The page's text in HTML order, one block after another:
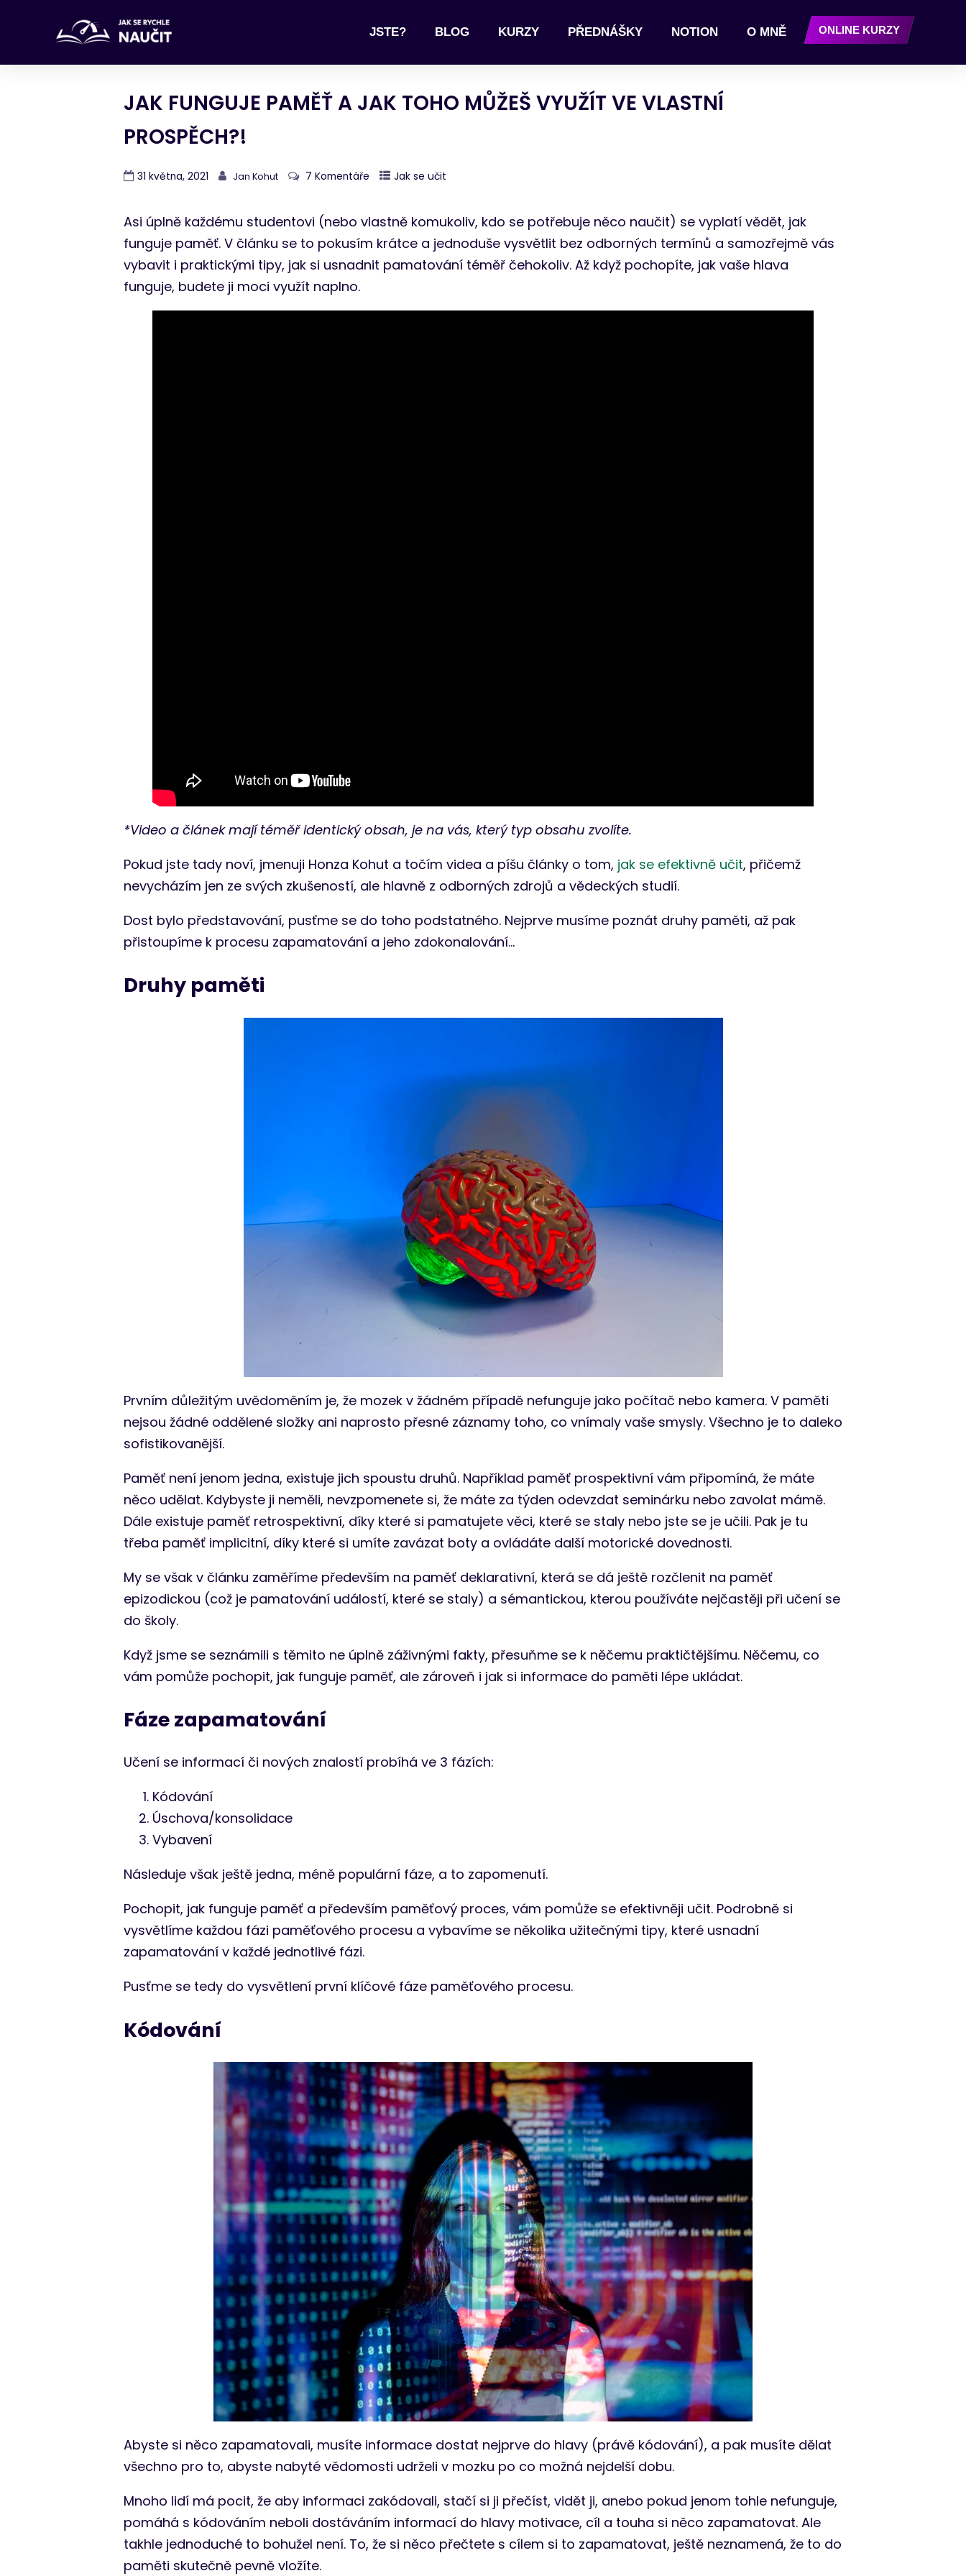
JSTE? BLOG KURZY PŘEDNÁŠKY NOTION O MNĚ ONLINE KURZY
JAK FUNGUJE PAMĚŤ A JAK TOHO MŮŽEŠ VYUŽÍT VE VLASTNÍ
PROSPĚCH?!
31 května, 2021 Jan Kohut 7 Komentáře Jak se učit
Asi úplně každému studentovi (nebo vlastně komukoliv, kdo se potřebuje něco naučit) se vyplatí vědět, jak
funguje paměť. V článku se to pokusím krátce a jednoduše vysvětlit bez odborných termínů a samozřejmě vás
vybavit i praktickými tipy, jak si usnadnit pamatování téměř čehokoliv. Až když pochopíte, jak vaše hlava
funguje, budete ji moci využít naplno.
*Video a článek mají téměř identický obsah, je na vás, který typ obsahu zvolíte.
Pokud jste tady noví, jmenuji Honza Kohut a točím videa a píšu články o tom, jak se efektivně učit, přičemž
nevycházím jen ze svých zkušeností, ale hlavně z odborných zdrojů a vědeckých studií.
Dost bylo představování, pusťme se do toho podstatného. Nejprve musíme poznát druhy paměti, až pak
přistoupíme k procesu zapamatování a jeho zdokonalování…
Druhy paměti
Prvním důležitým uvědoměním je, že mozek v žádném případě nefunguje jako počítač nebo kamera. V paměti
nejsou žádné oddělené složky ani naprosto přesné záznamy toho, co vnímaly vaše smysly. Všechno je to daleko
sofistikovanější.
Paměť není jenom jedna, existuje jich spoustu druhů. Například paměť prospektivní vám připomíná, že máte
něco udělat. Kdybyste ji neměli, nevzpomenete si, že máte za týden odevzdat seminárku nebo zavolat mámě.
Dále existuje paměť retrospektivní, díky které si pamatujete věci, které se staly nebo jste se je učili. Pak je tu
třeba paměť implicitní, díky které si umíte zavázat boty a ovládáte další motorické dovednosti.
My se však v článku zaměříme především na paměť deklarativní, která se dá ještě rozčlenit na paměť
epizodickou (což je pamatování událostí, které se staly) a sémantickou, kterou používáte nejčastěji při učení se
do školy.
Když jsme se seznámili s těmito ne úplně záživnými fakty, přesuňme se k něčemu praktičtějšímu. Něčemu, co
vám pomůže pochopit, jak funguje paměť, ale zároveň i jak si informace do paměti lépe ukládat.
Fáze zapamatování
Učení se informací či nových znalostí probíhá ve 3 fázích:
Kódování
Úschova/konsolidace
Vybavení
Následuje však ještě jedna, méně populární fáze, a to zapomenutí.
Pochopit, jak funguje paměť a především paměťový proces, vám pomůže se efektivněji učit. Podrobně si
vysvětlíme každou fázi paměťového procesu a vybavíme se několika užitečnými tipy, které usnadní
zapamatování v každé jednotlivé fázi.
Pusťme se tedy do vysvětlení první klíčové fáze paměťového procesu.
Kódování
Abyste si něco zapamatovali, musíte informace dostat nejprve do hlavy (právě kódování), a pak musíte dělat
všechno pro to, abyste nabyté vědomosti udrželi v mozku po co možná nejdelší dobu.
Mnoho lidí má pocit, že aby informaci zakódovali, stačí si ji přečíst, vidět ji, anebo pokud jenom tohle nefunguje,
pomáhá s kódováním neboli dostáváním informací do hlavy motivace, cíl a touha si něco zapamatovat. Ale
takhle jednoduché to bohužel není. To, že si něco přečtete s cílem si to zapamatovat, ještě neznamená, že to do
paměti skutečně pevně vložíte.